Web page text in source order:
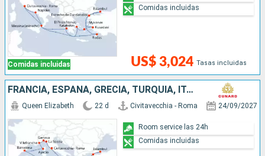
Comidas incluidas US$ 3,024 Tasas incluidas
Comidas incluidas
FRANCIA, ESPAÑA, GRECIA, TURQUÍA, ITALIA
Queen Elizabeth 22 d Civitavecchia - Roma 24/09/2027
Room service las 24h
Comidas incluidas